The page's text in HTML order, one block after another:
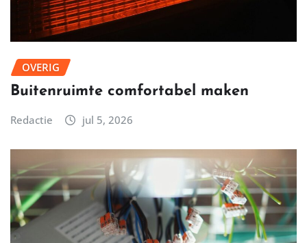
OVERIG
Buitenruimte comfortabel maken
Redactie jul 5, 2026